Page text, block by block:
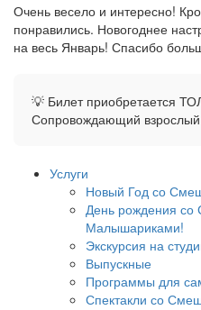
Очень весело и интересно!
понравились. Новогоднее
на весь Январь! Спасибо
💡 Билет приобретается
Сопровождающий
Услуги
Новый Год со
День рождения
Малышариками!
Экскурсия на
Выпускные
Программы для
Спектакли со